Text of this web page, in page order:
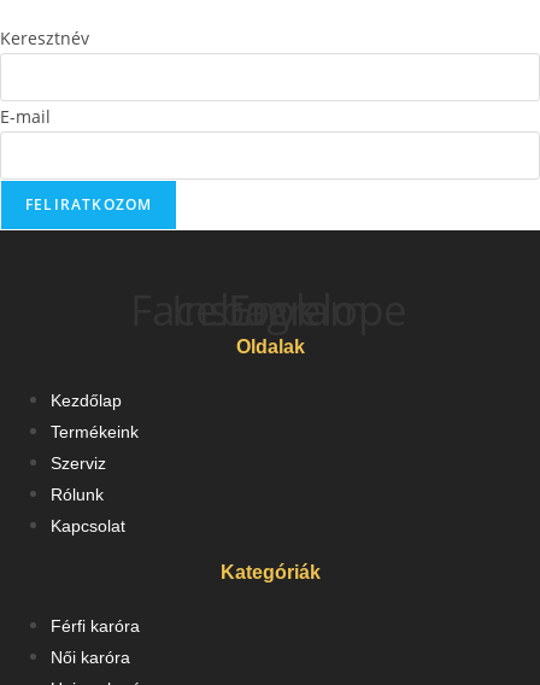
Keresztnév
E-mail
FELIRATKOZOM
Oldalak
Kezdőlap
Termékeink
Szerviz
Rólunk
Kapcsolat
Kategóriák
Férfi karóra
Női karóra